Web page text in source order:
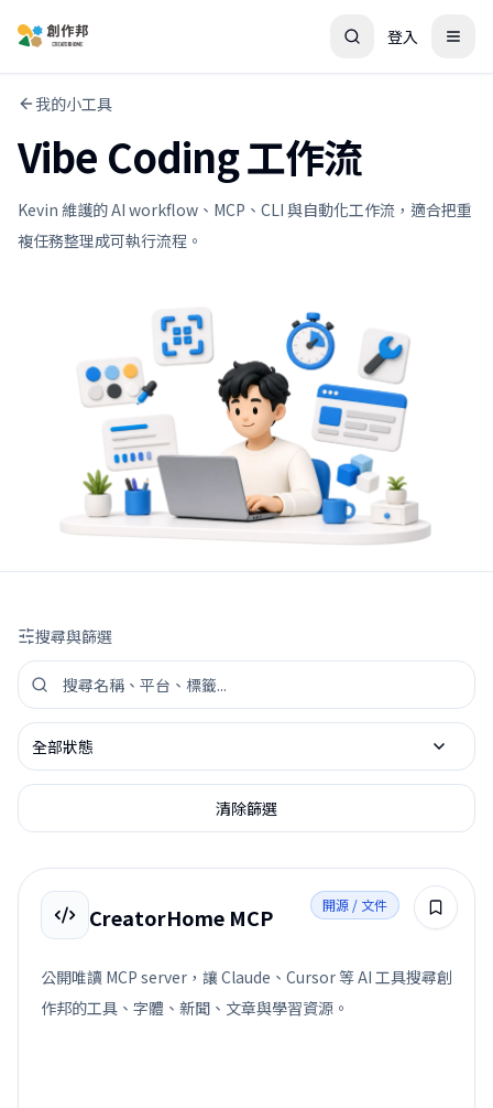
登入
我的小工具
Vibe Coding 工作流
Kevin 維護的 AI workflow、MCP、CLI 與自動化工作流，適合把重
複任務整理成可執行流程。
搜尋與篩選
搜尋工具資源
依狀態篩選
清除篩選
CreatorHome MCP 開源 / 文件
公開唯讀 MCP server，讓 Claude、Cursor 等 AI 工具搜尋創
作邦的工具、字體、新聞、文章與學習資源。